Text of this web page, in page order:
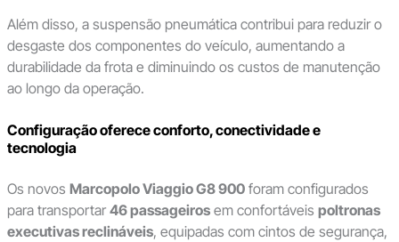
Além disso, a suspensão pneumática contribui para reduzir o
desgaste dos componentes do veículo, aumentando a
durabilidade da frota e diminuindo os custos de manutenção
ao longo da operação.
Configuração oferece conforto, conectividade e
tecnologia
Os novos Marcopolo Viaggio G8 900foram configurados
para transportar 46 passageirosem confortáveis poltronas
executivas reclináveis, equipadas com cintos de segurança,